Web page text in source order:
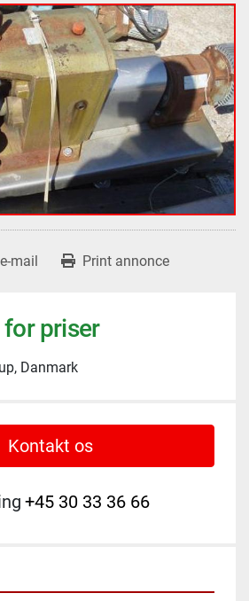
mail Print annonce
priser
Danmark
Kontakt os
+45 30 33 36 66